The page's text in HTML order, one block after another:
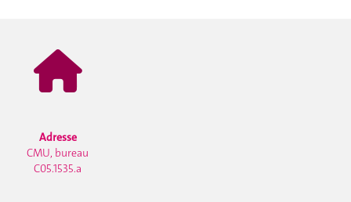
Adresse
CMU, bureau
C05.1535.a